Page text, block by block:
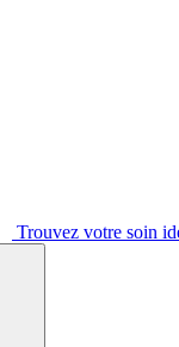
Trouvez votre soin